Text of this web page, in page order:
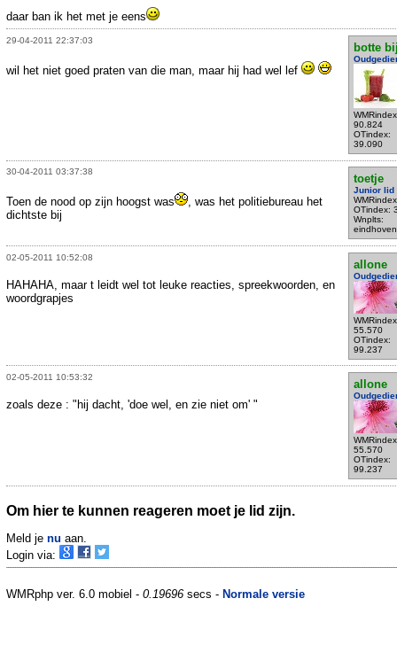
daar ban ik het met je eens
29-04-2011 22:37:03
botte
90.824
OTindex:
39.090
wil het niet goed praten van die man, maar hij had wel lef
30-04-2011 03:37:38
toetje
Junior lid
OTindex:
Wnplts:
eindhoven
Toen de nood op zijn hoogst was
, was het politiebureau het
dichtste bij
02-05-2011 10:52:08
allone
55.570
OTindex:
99.237
HAHAHA, maar t leidt wel tot leuke reacties, spreekwoorden, en
woordgrapjes
02-05-2011 10:53:32
allone
55.570
OTindex:
99.237
zoals deze : "hij dacht, 'doe wel, en zie niet om' "
Om hier te kunnen reageren moet je lid zijn.
Meld je nu aan.
Login via:
WMRphp ver. 6.0 mobiel - 0.19696 secs - Normale versie